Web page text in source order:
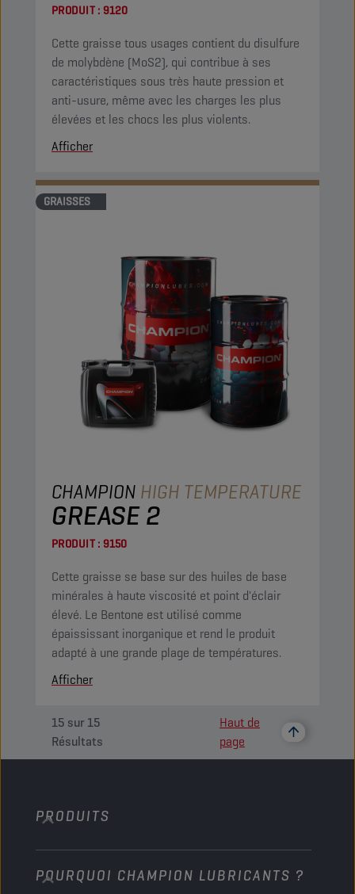
PRODUIT : 9120
Cette graisse tous usages contient du disulfure
de molybdène (MoS2), qui contribue à ses
caractéristiques sous très haute pression et
anti-usure, même avec les charges les plus
élevées et les chocs les plus violents.
Afficher
GRAISSES
CHAMPION HIGH TEMPERATURE
GREASE 2
PRODUIT : 9150
Cette graisse se base sur des huiles de base
minérales à haute viscosité et point d'éclair
élevé. Le Bentone est utilisé comme
épaississant inorganique et rend le produit
adapté à une grande plage de températures.
Afficher
15 sur15
Résultats
Haut de
page
PRODUITS
Voitures de tourisme
POURQUOI CHAMPION LUBRICANTS ?